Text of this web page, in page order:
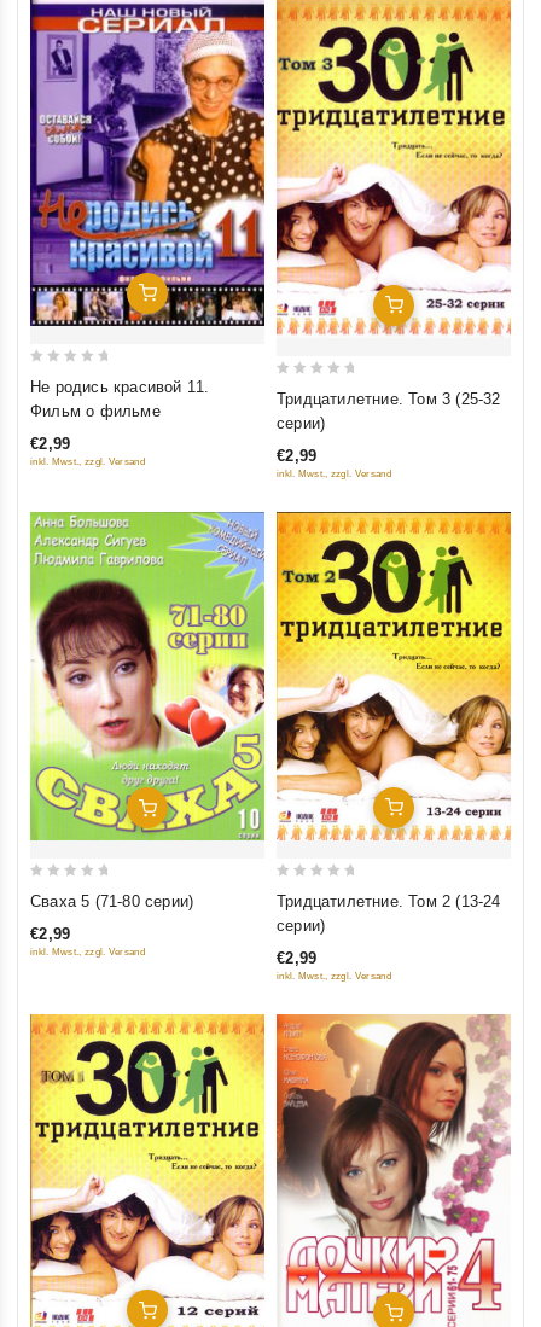
Добавить В Корзину
out
5
Не родись красивой 11.
Фильм о фильме
€2,99
inkl. Mwst., zzgl. Versand
Добавить В Корзину
out
5
Тридцатилетние. Том 3 (25-32
серии)
€2,99
inkl. Mwst., zzgl. Versand
Добавить В Корзину
of
Сваха 5 (71-80 серии)
€2,99
inkl. Mwst., zzgl. Versand
Добавить В Корзину
out
5
Тридцатилетние. Том 2 (13-24
серии)
€2,99
inkl. Mwst., zzgl. Versand
Добавить В Корзину Добавить В Корзину